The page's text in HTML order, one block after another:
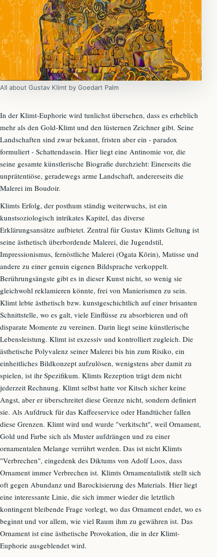
All about Gustav Klimt by Goedart Palm
In der Klimt-Euphorie wird tunlichst übersehen, dass es erheblich
mehr als den Gold-Klimt und den lüsternen Zeichner gibt. Seine
Landschaften sind zwar bekannt, fristen aber ein - paradox
formuliert - Schattendasein. Hier liegt eine Antinomie vor, die
seine gesamte künstlerische Biografie durchzieht: Einerseits die
unprätentiöse, geradewegs arme Landschaft, andererseits die
Malerei im Boudoir.
Klimts Erfolg, der posthum ständig weiterwuchs, ist ein
kunstsoziologisch intrikates Kapitel, das diverse
Erklärungsansätze aufbietet. Zentral für Gustav Klimts Geltung ist
seine ästhetisch überbordende Malerei, die Jugendstil,
Impressionismus, fernöstliche Malerei (Ogata Kōrin), Matisse und
andere zu einer genuin eigenen Bildsprache verkoppelt.
Berührungsängste gibt es in dieser Kunst nicht, so wenig sie
gleichwohl reklamieren könnte, frei von Manierismen zu sein.
Klimt lebte ästhetisch bzw. kunstgeschichtlich auf einer brisanten
Schnittstelle, wo es galt, viele Einflüsse zu absorbieren und oft
disparate Momente zu vereinen. Darin liegt seine künstlerische
Lebensleistung. Klimt ist exzessiv und kontrolliert zugleich. Die
ästhetische Polyvalenz seiner Malerei bis hin zum Risiko, ein
einheitliches Bildkonzept aufzulösen, wenigstens aber damit zu
spielen, ist ihr Spezifikum. Klimts Rezeption trägt dem nicht
jederzeit Rechnung. Klimt selbst hatte vor Kitsch sicher keine
Angst, aber er überschreitet diese Grenze nicht, sondern definiert
sie. Als Aufdruck für das Kaffeeservice oder Handtücher fallen
diese Grenzen. Klimt wird und wurde "verkitscht", weil Ornament,
Gold und Farbe sich als Muster aufdrängen und zu einer
ornamentalen Melange verrührt werden. Das ist nicht Klimts
"Verbrechen", eingedenk des Diktums von Adolf Loos, dass
Ornament immer Verbrechen ist. Klimts Ornamentalistik stellt sich
oft gegen Abundanz und Barockisierung des Materials. Hier liegt
eine interessante Linie, die sich immer wieder die letztlich
kontingent bleibende Frage vorlegt, wo das Ornament endet, wo es
beginnt und vor allem, wie viel Raum ihm zu gewähren ist. Das
Ornament ist eine ästhetische Provokation, die in der Klimt-
Euphorie ausgeblendet wird.